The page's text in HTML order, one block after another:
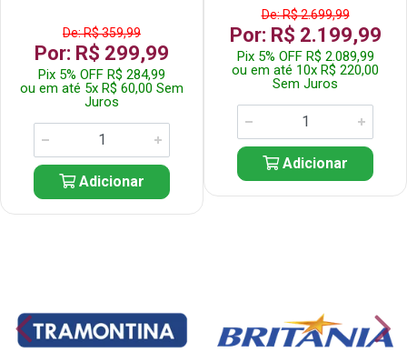
De: R$ 359,99
Por: R$ 299,99
Pix 5% OFF R$ 284,99
ou em até 5x R$ 60,00 Sem
Juros
Adicionar
De: R$ 2.699,99
Por: R$ 2.199,99
Pix 5% OFF R$ 2.089,99
ou em até 10x R$ 220,00
Sem Juros
Adicionar